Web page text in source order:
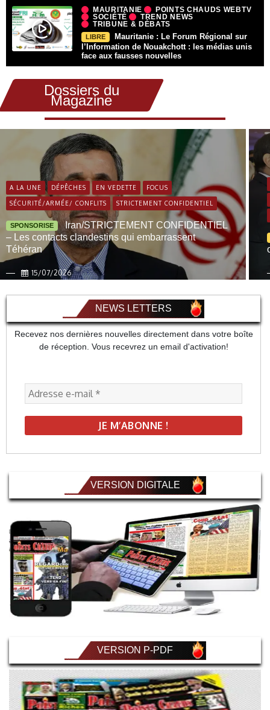
MAURITANIE
POINTS CHAUDS WEBTV
SOCIÉTÉ
TREND NEWS
TRIBUNE & DÉBATS
LIBRE
Mauritanie : Le Forum Régional sur
l’Information de Nouakchott : les médias unis
face aux fausses nouvelles
Dossiers du
Magazine
A LA UNE DÉPÊCHES EN VEDETTE FOCUS
SÉCURITÉ/ARMÉE/ CONFLITS STRICTEMENT CONFIDENTIEL
SPONSORISE
Iran/STRICTEMENT CONFIDENTIEL
– Les contacts clandestins qui embarrassent
Téhéran
15/07/2026
NEWS LETTERS
Recevez nos dernières nouvelles directement dans votre boîte
de réception. Vous recevrez un email d'activation!
VERSION DIGITALE
VERSION P-PDF